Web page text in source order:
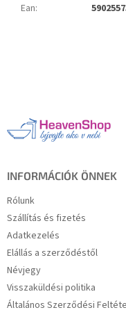
Ean:
INFORMÁCIÓK ÖNNEK
Rólunk
Szállítás és fizetés
Adatkezelés
Elállás a szerződéstől
Névjegy
Visszaküldési politika
Általános Szerződési